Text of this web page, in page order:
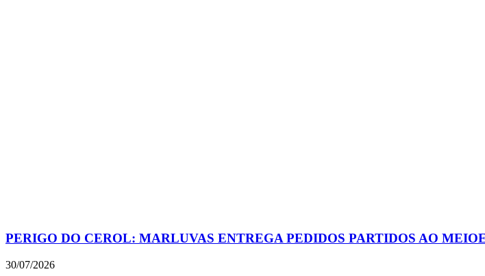
PERIGO DO CEROL: MARLUVAS ENTREGA PEDIDOS PARTIDOS AO
30/07/2026